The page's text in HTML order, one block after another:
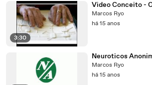
3:30
Video Conceito -
Marcos Ryo
há 15 anos
Neuroticos
Marcos Ryo
há 15 anos